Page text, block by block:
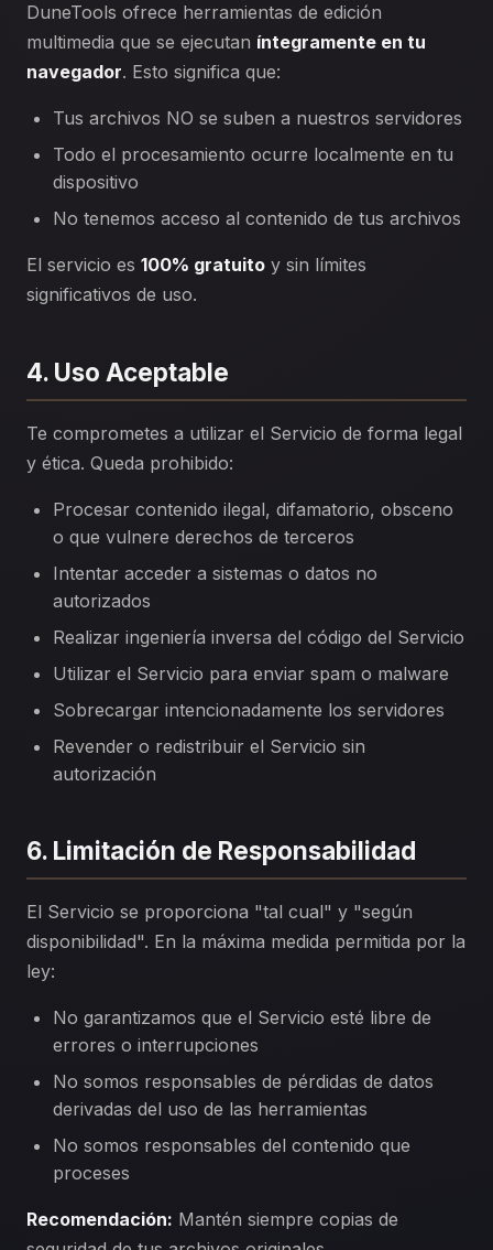
DuneTools ofrece herramientas de edición
multimedia que se ejecutan íntegramente en tu
navegador. Esto significa que:
Tus archivos NO se suben a nuestros servidores
Todo el procesamiento ocurre localmente en tu
dispositivo
No tenemos acceso al contenido de tus archivos
El servicio es 100% gratuito y sin límites
significativos de uso.
4. Uso Aceptable
Te comprometes a utilizar el Servicio de forma legal
y ética. Queda prohibido:
Procesar contenido ilegal, difamatorio, obsceno
o que vulnere derechos de terceros
Intentar acceder a sistemas o datos no
autorizados
Realizar ingeniería inversa del código del Servicio
Utilizar el Servicio para enviar spam o malware
Sobrecargar intencionadamente los servidores
Revender o redistribuir el Servicio sin
autorización
6. Limitación de Responsabilidad
El Servicio se proporciona "tal cual" y "según
disponibilidad". En la máxima medida permitida por la
ley:
No garantizamos que el Servicio esté libre de
errores o interrupciones
No somos responsables de pérdidas de datos
derivadas del uso de las herramientas
No somos responsables del contenido que
proceses
Recomendación: Mantén siempre copias de